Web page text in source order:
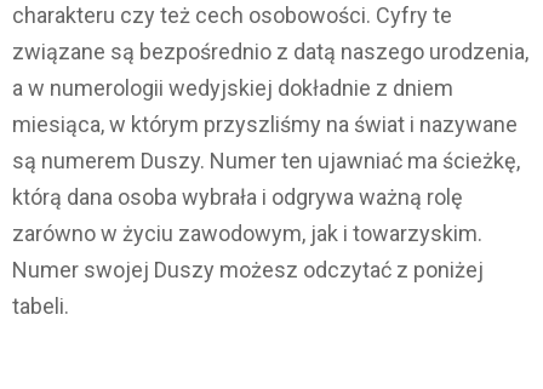
charakteru czy też cech osobowości. Cyfry te
związane są bezpośrednio z datą naszego urodzenia,
a w numerologii wedyjskiej dokładnie z dniem
miesiąca, w którym przyszliśmy na świat i nazywane
są numerem Duszy. Numer ten ujawniać ma ścieżkę,
którą dana osoba wybrała i odgrywa ważną rolę
zarówno w życiu zawodowym, jak i towarzyskim.
Numer swojej Duszy możesz odczytać z poniżej
tabeli.